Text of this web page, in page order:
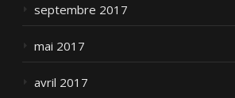
septembre 2017
mai 2017
avril 2017